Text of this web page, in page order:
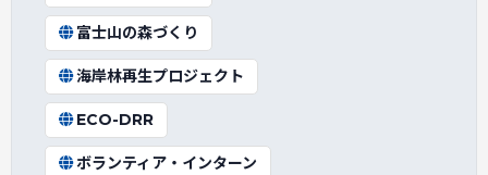
富士山の森づくり
海岸林再生プロジェクト
ECO-DRR
ボランティア・インターン